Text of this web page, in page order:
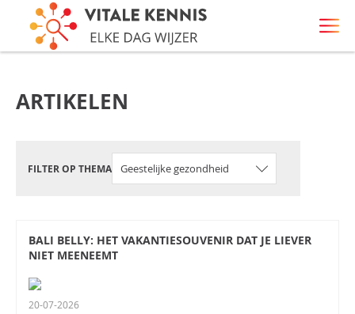
ARTIKELEN
FILTER OP THEMA
BALI BELLY: HET VAKANTIESOUVENIR DAT JE LIEVER
NIET MEENEEMT
20-07-2026